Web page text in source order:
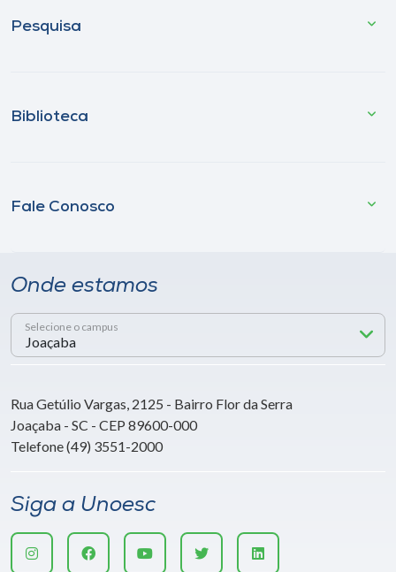
Pesquisa
Biblioteca
Fale Conosco
Onde estamos
Selecione o campus
Rua Getúlio Vargas, 2125 - Bairro Flor da Serra
Joaçaba - SC - CEP 89600-000
Telefone (49) 3551-2000
Siga a Unoesc